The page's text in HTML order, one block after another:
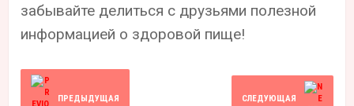
забывайте делиться с друзьями полезной
информацией о здоровой пище!
ПРЕДЫДУЩАЯ СЛЕДУЮЩАЯ